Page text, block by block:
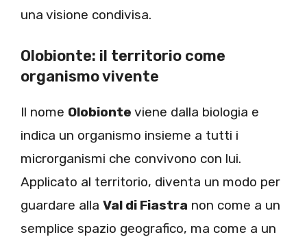
una visione condivisa.
Olobionte: il territorio come
organismo vivente
Il nome Olobionte viene dalla biologia e
indica un organismo insieme a tutti i
microrganismi che convivono con lui.
Applicato al territorio, diventa un modo per
guardare alla Val di Fiastra non come a un
semplice spazio geografico, ma come a un